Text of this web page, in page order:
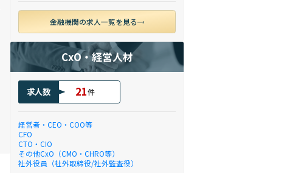
金融機関の求人一覧を見る
CxO・経営人材
求人数 21件
経営者・CEO・COO等
CFO
CTO・CIO
その他CxO（CMO・CHRO等）
社外役員（社外取締役/社外監査役）